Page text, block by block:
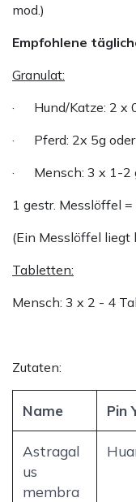
mod.)
Empfohlene
Granulat:
· Hund/Katze: 2 x
· Pferd: 2x 5g
· Mensch: 3 x 1-2
1 gestr. Messlöffel =
(Ein Messlöffel liegt
Tabletten:
Mensch: 3 x 2 - 4
Zutaten:
Name Pin
Astragal
us
membra